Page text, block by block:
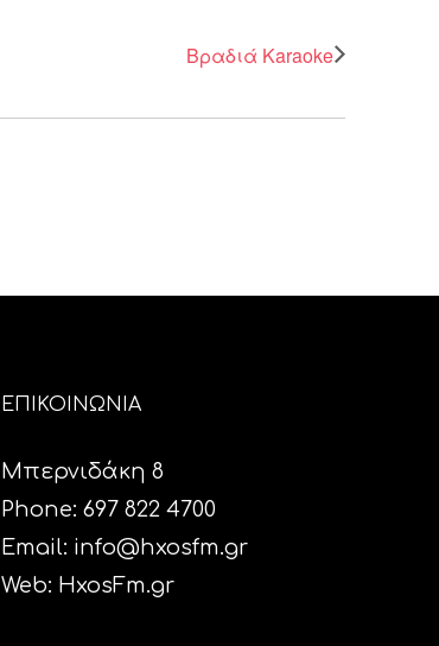
Βραδιά Karaoke
ΕΠΙΚΟΙΝΩΝΙΑ
Μπερνιδάκη 8
Phone: 697 822 4700
Email: info@hxosfm.gr
Web: HxosFm.gr